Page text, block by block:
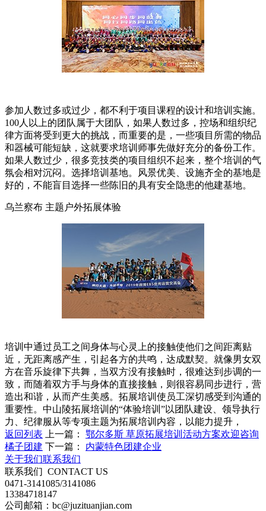
参加人数过多或过少，都不利于项目课程的设计和培训实施。
100人以上的团队属于大团队，如果人数过多，控场和组织纪
律方面将受到更大的挑战，而重要的是，一些项目所需的物品
和器械可能短缺，这就要求培训师事先做好充分的备份工作。
如果人数过少，很多竞技类的项目组织不起来，整个培训的气
氛会相对沉闷。选择培训基地。风景优美、设施齐全的基地是
好的，不能盲目选择一些陈旧的具有安全隐患的他建基地。
乌兰察布 主题户外拓展体验
培训中通过员工之间身体与心灵上的接触使他们之间距离贴
近，无距离感产生，引起各方的共鸣，达成默契。就像男女双
方在音乐旋律下共舞，当双方没有接触时，很难达到步调的一
致，而随着双方手与身体的直接接触，则很容易同步进行，营
造出和谐，从而产生美感。拓展培训使员工深切感受到沟通的
重要性。中山陵拓展培训的“体验培训”以团队建设、领导执行
力、纪律服从等专项主题为拓展培训内容，以能力提升，
返回列表
上一篇： 鄂尔多斯 草原拓展培训活动方案欢迎咨询
橘子团建 下一篇： 内蒙特色团建企业
关于我们联系我们
联系我们 CONTACT US
0471-3141085/3141086
13384718147
公司邮箱：bc@juzituanjian.com